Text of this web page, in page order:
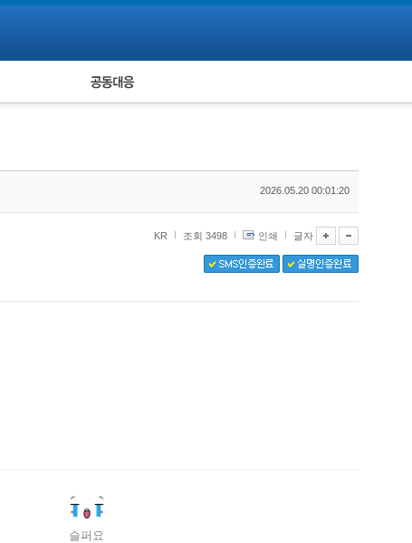
피해자 공동대응
2026.05.20 00:01:20
KR 조회 3498 인쇄 글자
슬퍼요